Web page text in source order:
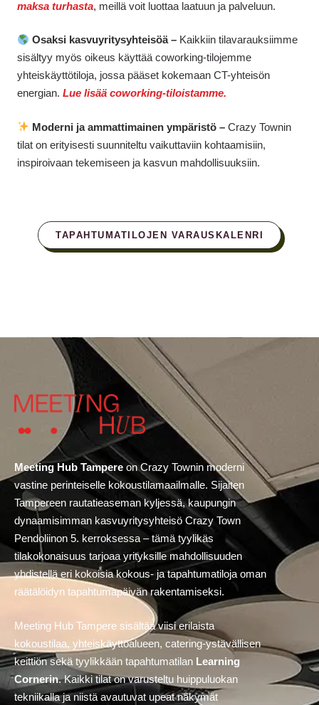
Moderni ja ammattimainen ympäristö –Crazy Townin
tilat on erityisesti suunniteltu vaikuttaviin kohtaamisiin,
inspiroivaan tekemiseen ja kasvun mahdollisuuksiin.
maksa turhasta, meillä voit luottaa laatuun ja palveluun.
Osaksi kasvuyritysyhteisöä – Kaikkiin tilavarauksiimme
sisältyy myös oikeus käyttää coworking-tilojemme
yhteiskäyttötiloja, jossa pääset kokemaan CT-yhteisön
energian. Lue lisää coworking-tiloistamme.
TAPAHTUMATILOJEN VARAUSKALENRI
Meeting Hub Tampere onCrazy Townin moderni
vastine perinteiselle kokoustilamaailmalle. Sijaiten
Tampereen rautatieaseman kyljessä, kaupungin
dynaamisimman kasvuyritysyhteisö Crazy Town
Pendoliinon 5. kerroksessa – tämä tyylikäs
tilakokonaisuus tarjoaa yrityksille mahdollisuuden
yhdistellä eri kokoisia kokous- ja tapahtumatiloja oman
räätälöidyn tapahtumapäivän rakentamiseksi.
Meeting Hub Tampere sisältää viisi erilaista
kokoustilaa, yhteiskäyttöalueen, catering-ystävällisen
keittiön sekä tyylikkään tapahtumatilan Learning
Cornerin. Kaikki tilat on varusteltu huippuluokan
tekniikalla ja niistä avautuvat upeat näkymät